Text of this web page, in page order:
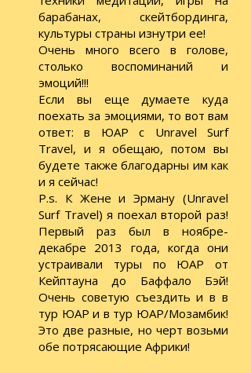
барабанах, скейтбординга,
культуры страны изнутри ее!
Очень много всего в голове,
столько воспоминаний и
эмоций!!!
Если вы еще думаете куда
поехать за эмоциями, то вот вам
ответ: в ЮАР с Unravel Surf
Travel, и я обещаю, потом вы
будете также благодарны им как
и я сейчас!
P.s. К Жене и Эрману (Unravel
Surf Travel) я поехал второй раз!
Первый раз был в ноябре-
декабре 2013 года, когда они
устраивали туры по ЮАР от
Кейптауна до Баффало Бэй!
Очень советую съездить и в в
тур ЮАР и в тур ЮАР/Мозамбик!
Это две разные, но черт возьми
обе потрясающие Африки!